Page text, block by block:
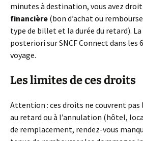
minutes à destination, vous avez droit
financière (bon d’achat ou
type de billet et la durée du retard).
posteriori sur SNCF Connect dans les
voyage.
Les limites de ces droits
Attention : ces droits ne couvrent pas
au retard ou à l’annulation (hôtel,
de remplacement, rendez-vous